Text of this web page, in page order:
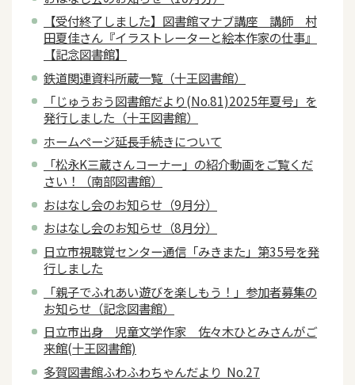
【受付終了しました】図書館マナブ講座 講師 村
田夏佳さん『イラストレーターと絵本作家の仕事』
【記念図書館】
鉄道関連資料所蔵一覧（十王図書館）
「じゅうおう図書館だより(No.81)2025年夏号」を
発行しました（十王図書館）
ホームページ延長手続きについて
「松永K三蔵さんコーナー」の紹介動画をご覧くだ
さい！（南部図書館）
おはなし会のお知らせ（9月分）
おはなし会のお知らせ（8月分）
日立市視聴覚センター通信「みきまた」第35号を発
行しました
「親子でふれあい遊びを楽しもう！」参加者募集の
お知らせ（記念図書館）
日立市出身 児童文学作家 佐々木ひとみさんがご
来館(十王図書館)
多賀図書館ふわふわちゃんだより No.27